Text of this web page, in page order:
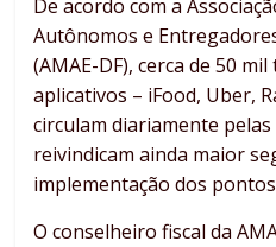
De acordo com a
Autônomos e
(AMAE-DF), cerca de 50
aplicativos – iFood, Uber,
circulam diariamente
reivindicam ainda maior
implementação dos
O conselheiro fiscal da